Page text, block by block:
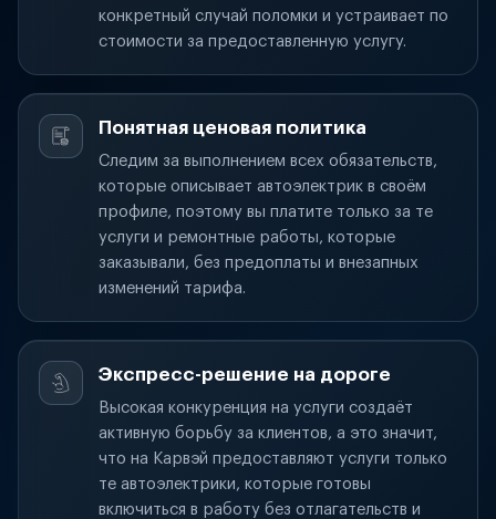
конкретный случай поломки и устраивает по
стоимости за предоставленную услугу.
Понятная ценовая политика
Следим за выполнением всех обязательств,
которые описывает автоэлектрик в своём
профиле, поэтому вы платите только за те
услуги и ремонтные работы, которые
заказывали, без предоплаты и внезапных
изменений тарифа.
Экспресс-решение на дороге
Высокая конкуренция на услуги создаёт
активную борьбу за клиентов, а это значит,
что на Карвэй предоставляют услуги только
те автоэлектрики, которые готовы
включиться в работу без отлагательств и